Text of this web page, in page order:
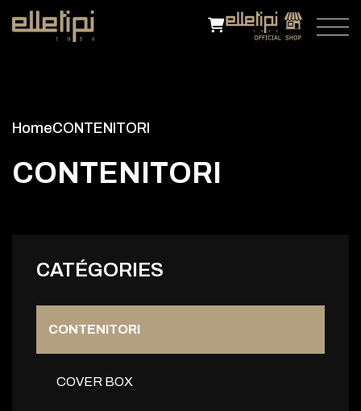
HomeCONTENITORI
CO N T E N TO R
CATÉGORIES
CONTENITORI
COVER BOX